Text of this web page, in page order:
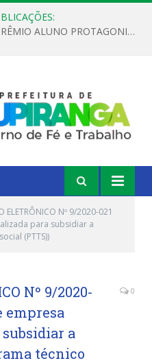
REGULAMENTO OFICIAL DO PRÊMIO ALUNO PROTAGONISTA – EDIÇÃO 2026
ELETRÔNICO Nº 9/2020-021
para subsidiar a
(PTTS))
Nº 9/2020-
empresa
a
técnico
0